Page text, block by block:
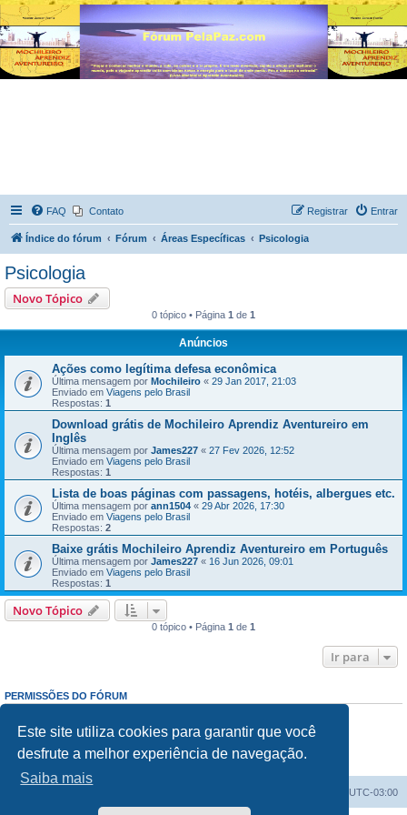
Este site utiliza cookies para garantir que você
desfrute a melhor experiência de navegação.
Saiba mais
FAQ Contato Entrar
Registrar
Índice do fórum Fórum Áreas Específicas Psicologia
Psicologia
Novo Tópico
0 tópico • Página 1 de 1
Anúncios
Ações como legítima defesa econômica
Última mensagem por Mochileiro « 29 Jan 2017, 21:03
Enviado em Viagens pelo Brasil
Respostas: 1
Download grátis de Mochileiro Aprendiz Aventureiro em
Inglês
Última mensagem por James227 « 27 Fev 2026, 12:52
Enviado em Viagens pelo Brasil
Respostas: 1
Lista de boas páginas com passagens, hotéis, albergues etc.
Última mensagem por ann1504 « 29 Abr 2026, 17:30
Enviado em Viagens pelo Brasil
Respostas: 2
Baixe grátis Mochileiro Aprendiz Aventureiro em Português
Última mensagem por James227 « 16 Jun 2026, 09:01
Enviado em Viagens pelo Brasil
Respostas: 1
Novo Tópico
0 tópico • Página 1 de 1
Ir para
PERMISSÕES DO FÓRUM
Responder mensagens:
Proibido
Editar mensagens:Proibido
Excluir mensagens:Proibido
UTC-03:00